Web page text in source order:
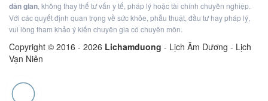
dân gian, không thay thế tư vấn y tế, pháp lý hoặc tài chính chuyên nghiệp.
Với các quyết định quan trọng về sức khỏe, phẫu thuật, đầu tư hay pháp lý,
vui lòng tham khảo ý kiến chuyên gia có chuyên môn.
Copyright © 2016 - 2026 Lichamduong - Lịch Âm Dương - Lịch
Vạn Niên